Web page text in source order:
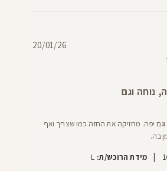
נוחה וגם
יפה. מחזיקה את החזה כמו שצריך ואף
בה.
| מידת הרוכש/ת: L
20/01/26